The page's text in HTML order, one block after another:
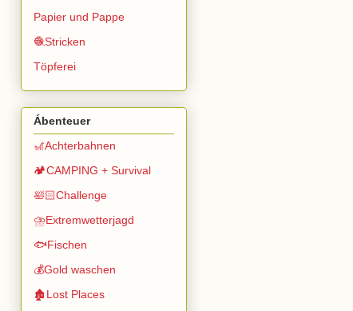
Papier und Pappe
🧶Stricken
Töpferei
Ábenteuer
🎢Achterbahnen
🏕️CAMPING + Survival
🛀🏻Challenge
⛈️Extremwetterjagd
🐟Fischen
💰Gold waschen
🏚️Lost Places